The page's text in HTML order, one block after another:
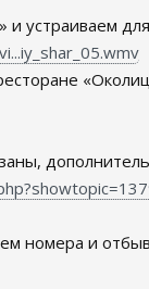
устраиваем
номера и